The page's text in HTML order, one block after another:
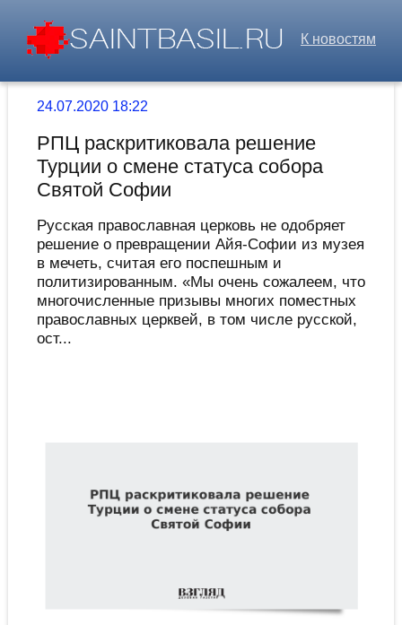
К новостям
24.07.2020 18:22
РПЦ раскритиковала решение
Турции о смене статуса собора
Святой Софии
Русская православная церковь не одобряет
решение о превращении Айя-Софии из музея
в мечеть, считая его поспешным и
политизированным. «Мы очень сожалеем, что
многочисленные призывы многих поместных
православных церквей, в том числе русской,
ост...